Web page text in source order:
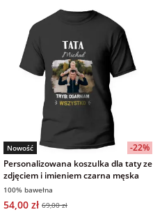
Nowość
-22%
Personalizowana koszulka dla taty ze
zdjęciem i imieniem czarna męska
100% bawełna
54,00 zł 69,00 zł